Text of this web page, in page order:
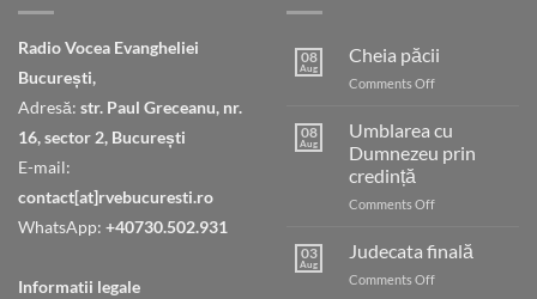
Radio Vocea Evangheliei
București,
Adresă: str. Paul Greceanu, nr.
16, sector 2, București
E-mail:
contact[at]rvebucuresti.ro
WhatsApp: +40730.502.931
Informatii legale
08
Aug
Cheia păcii
Comments Offon
08
Aug
Umblarea cu
Dumnezeu prin
credință
Comments Offon
cu
Dumnezeu
prin
03
Aug
Judecata finală
Comments Offon